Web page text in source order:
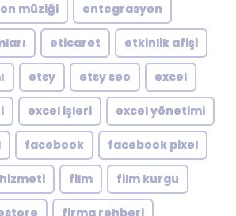
müziği entegrasyon
eticaret etkinlik afişi
etsy etsy seo excel
excel işleri excel yönetimi
facebook facebook pixel
film film kurgu
firma rehberi